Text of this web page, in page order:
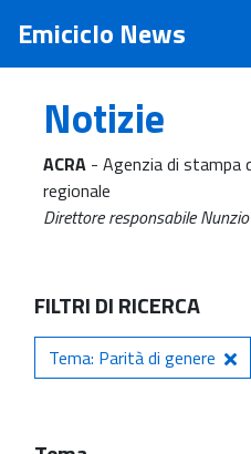
Emiciclo News
Notizie
ACRA - Agenzia di stampa
regionale
Direttore responsabile
FILTRI DI RICERCA
Tema: Parità di genere